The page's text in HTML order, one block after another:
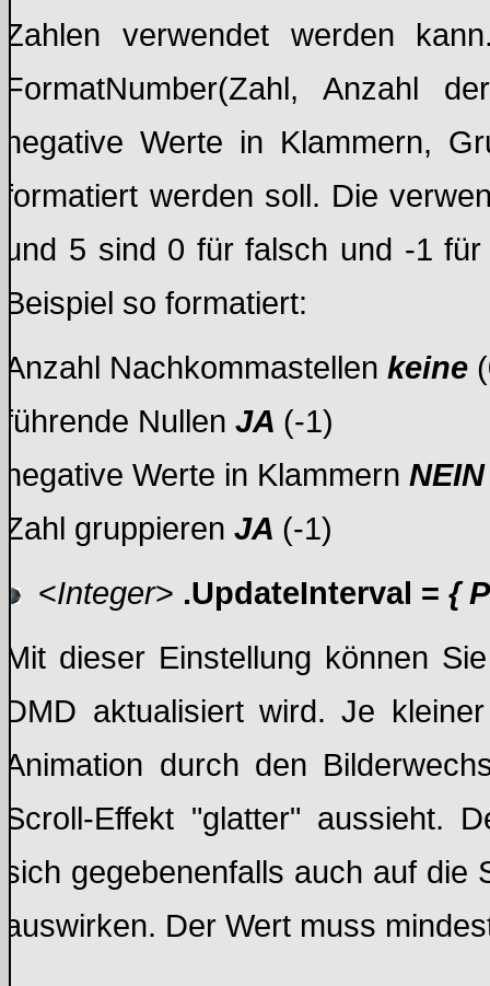
Zahlen verwendet werden
FormatNumber(Zahl, Anzahl
negative Werte in Klammern,
formatiert werden soll. Die
und 5 sind 0 für falsch und -1
Beispiel so formatiert:
Anzahl Nachkommastellenkeine
führende NullenJA (-1)
negative Werte in KlammernNEIN
Zahl gruppierenJA (-1)
<Integer> .UpdateInterval = {
Mit dieser Einstellung können
DMD aktualisiert wird. Je
Animation durch den
Scroll-Effekt "glatter" aussieht.
sich gegebenenfalls auch auf die
auswirken. Der Wert muss